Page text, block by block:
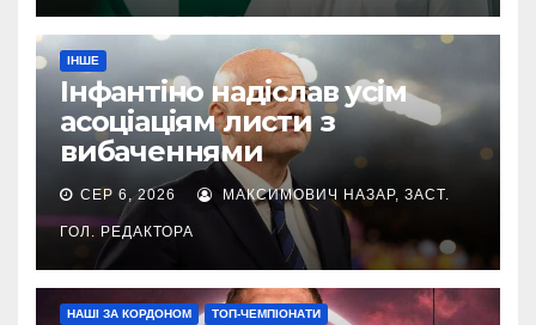
ІНШЕ
Інфантіно надіслав усім
асоціаціям листи з
вибаченнями
СЕР 6, 2026 МАКСИМОВИЧ НАЗАР, ЗАСТ.
ГОЛ. РЕДАКТОРА
НАШІ ЗА КОРДОНОМ ТОП-ЧЕМПІОНАТИ